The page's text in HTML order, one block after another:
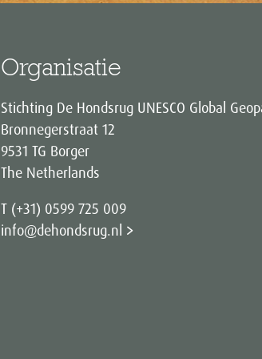
Organisatie
Stichting De Hondsrug UNESCO Global
Bronnegerstraat 12
9531 TG Borger
The Netherlands
T (+31) 0599 725 009
info@dehondsrug.nl